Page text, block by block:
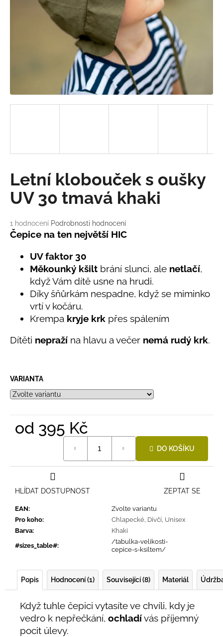
Průměrné
hodnocení
produktu
hvězdiček.
1 hodnocení Podrobnosti hodnocení
Letní klobouček s oušky
UV 30 tmavá khaki
Čepice na ten největší HIC
UV faktor 30
Měkounký kšilt brání slunci, ale netlačí,
když Vám dítě usne na hrudi.
Díky šňůrkám nespadne, když se miminko
vrtí v kočáru.
Krempa kryje krk přes spálením
Dítěti nepraží na hlavu a večer nemá rudý krk.
VARIANTA
od 395 Kč
DO KOŠÍKU
EAN:
Zvolte variantu
Pro koho: Chlapecké, Dívčí, Unisex
Barva:
Khaki
#sizes_table#:
/tabulka-velikosti-
cepice-s-ksiltem/
ZEPTAT SE
HLÍDAT DOSTUPNOST
Popis Hodnocení (1) Související (8) Materiál
Když tuhle čepici vytasíte ve chvíli, kdy je
vedro k nepřečkání, ochladívás příjemný
pocit úlevy.
p
o
r
č
u
LETNÍ
KLOBOUČEK
OUŠKY
UV
Kč